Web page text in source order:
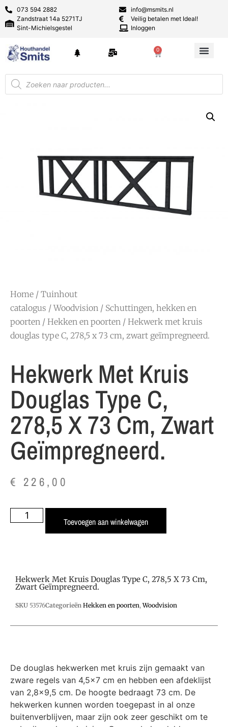
073 594 2882
Zandstraat 14a 5271TJ
Sint-Michielsgestel
info@msmits.nl
Veilig betalen met Ideal!
Inloggen
0
Home / Tuinhout
catalogus /Woodvision / Schuttingen, hekken en
poorten / Hekken en poorten / Hekwerk met kruis
douglas type C, 278,5 x 73 cm, zwart geïmpregneerd.
Hekwerk Met Kruis
Douglas Type C,
278,5 X 73 Cm, Zwart
Geïmpregneerd.
€ 226,00
Toevoegen aan winkelwagen
Hekwerk Met Kruis Douglas Type C, 278,5 X 73 Cm,
Zwart Geïmpregneerd.
SKU 53576Categorieën Hekken en poorten,Woodvision
De douglas hekwerken met kruis zijn gemaakt van
zware regels van 4,5×7 cm en hebben een afdeklijst
van 2,8×9,5 cm. De hoogte bedraagt 73 cm. De
hekwerken kunnen worden toegepast in al onze
buitenverblijven, maar zijn ook zeer geschikt om te